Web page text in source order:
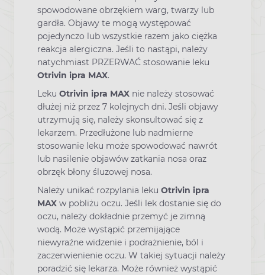
spowodowane obrzękiem warg, twarzy lub
gardła. Objawy te mogą występować
pojedynczo lub wszystkie razem jako ciężka
reakcja alergiczna. Jeśli to nastąpi, należy
natychmiast PRZERWAĆ stosowanie leku
Otrivin ipra MAX.
Leku Otrivin ipra MAX nie należy stosować
dłużej niż przez 7 kolejnych dni. Jeśli objawy
utrzymują się, należy skonsultować się z
lekarzem. Przedłużone lub nadmierne
stosowanie leku może spowodować nawrót
lub nasilenie objawów zatkania nosa oraz
obrzęk błony śluzowej nosa.
Należy unikać rozpylania leku Otrivin ipra
MAX w pobliżu oczu. Jeśli lek dostanie się do
oczu, należy dokładnie przemyć je zimną
wodą. Może wystąpić przemijające
niewyraźne widzenie i podrażnienie, ból i
zaczerwienienie oczu. W takiej sytuacji należy
poradzić się lekarza. Może również wystąpić